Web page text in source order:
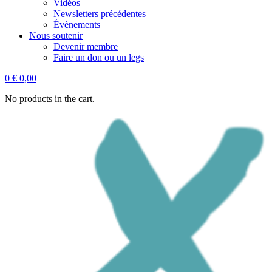
Vidéos
Newsletters précédentes
Évènements
Nous soutenir
Devenir membre
Faire un don ou un legs
0 € 0,00
No products in the cart.